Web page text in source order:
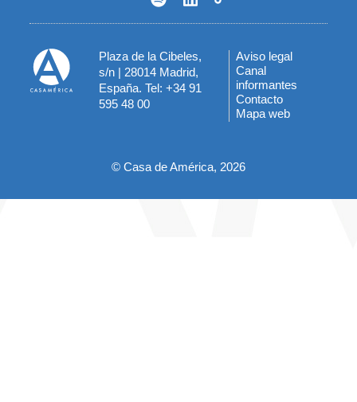
Plaza de la Cibeles,
s/n | 28014 Madrid,
España. Tel: +34 91
595 48 00
Menú
del
pie
Aviso legal
Canal
informantes
Contacto
Mapa web
© Casa de América, 2026